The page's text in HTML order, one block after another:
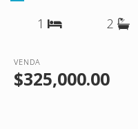
1 2
VENDA
$325,000.00